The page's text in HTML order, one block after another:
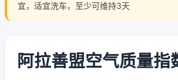
宜，适宜洗车，至少可维持3天
阿拉善盟空气质量指